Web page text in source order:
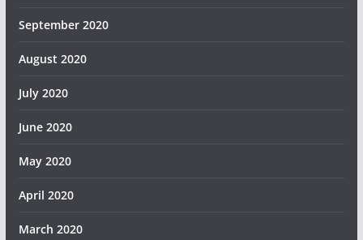
September 2020
August 2020
July 2020
June 2020
May 2020
April 2020
March 2020